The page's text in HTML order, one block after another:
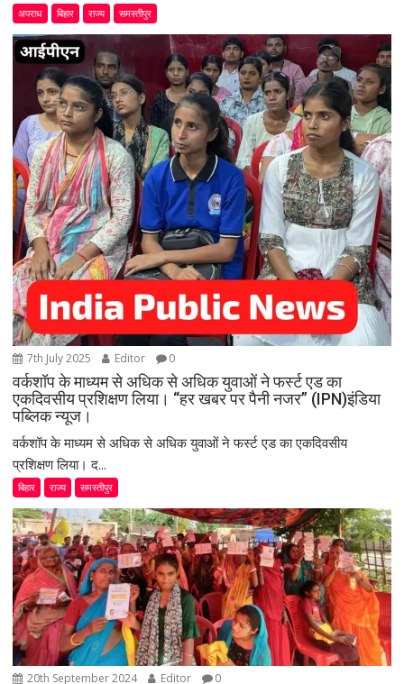
अपराध बिहार राज्य समस्तीपुर
7th July 2025 Editor 0
वर्कशॉप के माध्यम से अधिक से अधिक युवाओं ने फर्स्ट एड का
एकदिवसीय प्रशिक्षण लिया। “हर खबर पर पैनी नजर” (IPN)इंडिया
पब्लिक न्यूज।
वर्कशॉप के माध्यम से अधिक से अधिक युवाओं ने फर्स्ट एड का एकदिवसीय
प्रशिक्षण लिया। द...
बिहार राज्य समस्तीपुर
20th September 2024 Editor 0